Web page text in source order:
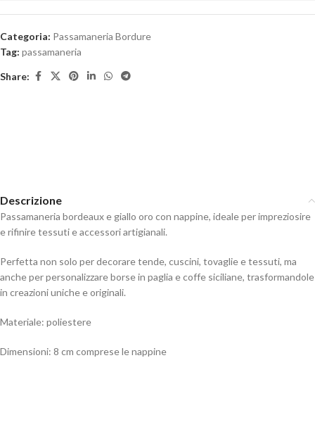
Categoria: Passamaneria Bordure
Tag: passamaneria
Share:
Descrizione
Passamaneria bordeaux e giallo oro con nappine, ideale per impreziosire
e rifinire tessuti e accessori artigianali.
Perfetta non solo per decorare tende, cuscini, tovaglie e tessuti, ma
anche per personalizzare borse in paglia e coffe siciliane, trasformandole
in creazioni uniche e originali.
Materiale: poliestere
Dimensioni: 8 cm comprese le nappine